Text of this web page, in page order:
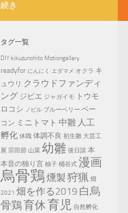
続き
タグ一覧
DIY kikuzunohito Motiongallery
readyfor にんにく エダマメ オクラ キ
ュウリ クラウドファンディ
ング ジビエ ジャガイモ
トウモ
ロコシ ノビル ブルーベリー ベー
コン ミニトマト 中雛 人工
孵化 休職 体調不良 初生雛 大芸工
展 宗田節 山菜 幼雛 後日談 本
本音の独り言 柚子 桶谷式 漫画
烏骨鶏燻製狩猟 畑
2021 畑を作る2019 白烏
骨鶏育休育児 自然孵化